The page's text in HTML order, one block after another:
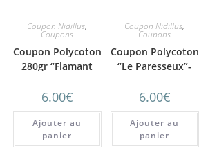
Coupon Nidillus,
Coupons
Coupon Polycoton
280gr “Flamant
6.00€
Ajouter au
panier
Coupon Nidillus,
Coupons
Coupon Polycoton
“Le Paresseux”-
6.00€
Ajouter au
panier